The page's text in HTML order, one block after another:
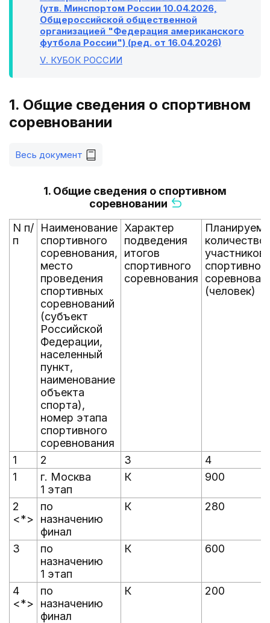
(утв. Минспортом России 10.04.2026,
Общероссийской общественной
организацией "Федерация американского
футбола России") (ред. от 16.04.2026)
V. КУБОК РОССИИ
1. Общие сведения о спортивном
соревновании
Весь документ
1. Общие сведения о спортивном
соревновании
N п/
п
Наименование
спортивного
соревнования,
место
проведения
спортивных
соревнований
(субъект
Российской
Федерации,
населенный
пункт,
наименование
объекта
спорта),
номер этапа
спортивного
соревнования
Характер
подведения
итогов
спортивного
соревнования
количество
участников
(человек)
1 2 3
4
1
г. Москва
1 этап
К 900
2
<*>
по
назначению
финал
К 280
3
по
назначению
1 этап
К 600
4
<*>
по
назначению
финал
К 200